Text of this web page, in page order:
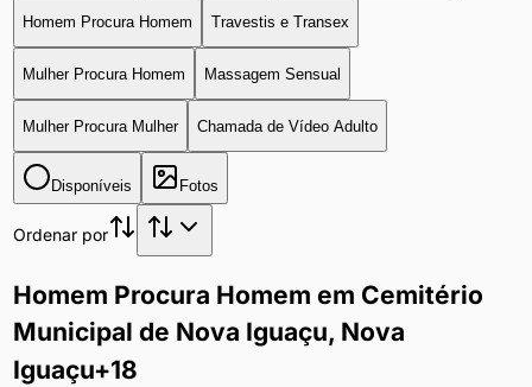
Homem Procura Homem Travestis e Transex
Mulher Procura Homem Massagem Sensual
Mulher Procura Mulher Chamada de Vídeo Adulto
Disponíveis Fotos
Ordenar por
Homem Procura Homem em Cemitério
Municipal de Nova Iguaçu, Nova
Iguaçu+18